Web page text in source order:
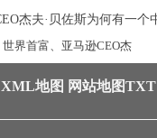
世界首富、亚马逊CEO杰
XML地图 网站地图TXT